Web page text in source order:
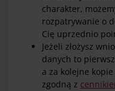
charakter,
rozpatrywanie o
Cię uprzednio
Jeżeli złożysz
danych to
a za kolejne
zgodną z